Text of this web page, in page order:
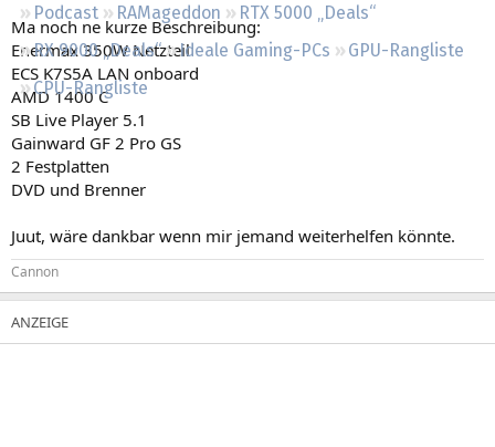
Podcast RAMageddon
RTX 5000 „Deals“
RX 9000 „Deals“
Ideale Gaming-PCs
GPU-Rangliste
CPU-Rangliste
Ma noch ne kurze Beschreibung:
Enermax 350W Netzteil
ECS K7S5A LAN onboard
AMD 1400 C
SB Live Player 5.1
Gainward GF 2 Pro GS
2 Festplatten
DVD und Brenner
Juut, wäre dankbar wenn mir jemand weiterhelfen könnte.
Cannon